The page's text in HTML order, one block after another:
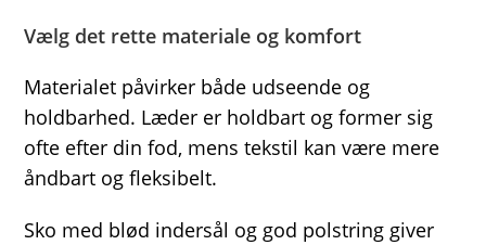
Vælg det rette materiale og komfort
Materialet påvirker både udseende og
holdbarhed. Læder er holdbart og former sig
ofte efter din fod, mens tekstil kan være mere
åndbart og fleksibelt.
Sko med blød indersål og god polstring giver